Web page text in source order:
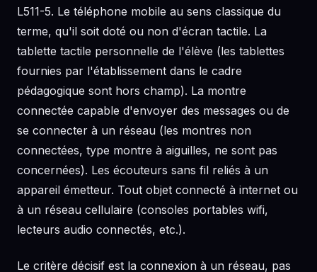
L511-5. Le téléphone mobile au sens classique du
terme, qu'il soit doté ou non d'écran tactile. La
tablette tactile personnelle de l'élève (les tablettes
fournies par l'établissement dans le cadre
pédagogique sont hors champ). La montre
connectée capable d'envoyer des messages ou de
se connecter à un réseau (les montres non
connectées, type montre à aiguilles, ne sont pas
concernées). Les écouteurs sans fil reliés à un
appareil émetteur. Tout objet connecté à internet ou
à un réseau cellulaire (consoles portables wifi,
lecteurs audio connectés, etc.).
Le critère décisif est la connexion à un réseau, pas